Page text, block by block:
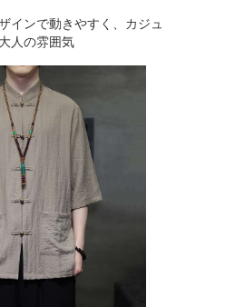
インで動きやすく、カジュ
人の雰囲気